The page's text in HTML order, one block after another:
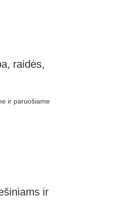
raidės,
ir paruošiame
ir